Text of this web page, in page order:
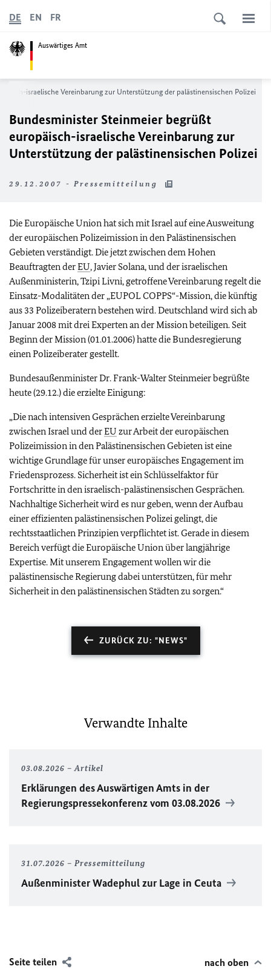
Auswärtiges Amt
DE EN FR
israelische Vereinbarung zur Unterstützung der palästinensischen Polizei
Bundesminister Steinmeier begrüßt
europäisch-israelische Vereinbarung zur
Unterstützung der palästinensischen Polizei
29.12.2007 - Pressemitteilung
Die Europäische Union hat sich mit Israel auf eine Ausweitung
der europäischen Polizeimission in den Palästinensischen
Gebieten verständigt. Die jetzt zwischen dem Hohen
Beauftragten derEU, Javier Solana, und der israelischen
Außenministerin, Tzipi Livni, getroffene Vereinbarung regelt die
Einsatz-Modalitäten der „EUPOL COPPS“-Mission, die künftig
aus 33 Polizeiberatern bestehen wird. Deutschland wird sich ab
Januar 2008 mit drei Experten an der Mission beteiligen. Seit
Beginn der Mission (01.01.2006) hatte die Bundesregierung
einen Polizeiberater gestellt.
Bundesaußenminister Dr. Frank-Walter Steinmeier begrüßte
heute (29.12.) die erzielte Einigung:
„Die nach intensiven Gesprächen erzielte Vereinbarung
zwischen Israel und derEU zur Arbeit der europäischen
Polizeimission in den Palästinensischen Gebieten ist eine
wichtige Grundlage für unser europäisches Engagement im
Friedensprozess. Sicherheit ist ein Schlüsselfaktor für
Fortschritte in den israelisch-palästinensischen Gesprächen.
Nachhaltige Sicherheit wird es nur geben, wenn der Aufbau
einer effizienten palästinensischen Polizei gelingt, die
rechtsstaatlichen Prinzipien verpflichtet ist. Gerade in diesem
Bereich verfügt die Europäische Union über langjährige
Expertise. Mit unserem Engagement wollen wir die
palästinensische Regierung dabei unterstützen, für mehr
Sicherheit in den palästinensischen Städten zu sorgen.“
ZURÜCK ZU: "NEWS"
Verwandte Inhalte
03.08.2026 Artikel
Erklärungen des Auswärtigen Amts in der
Regierungspressekonferenz vom 03.08.2026
31.07.2026 Pressemitteilung
Außenminister Wadephul zur Lage in Ceuta
Seite teilen nach oben